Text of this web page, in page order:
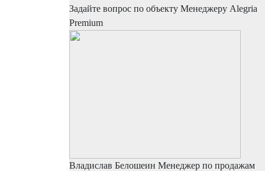
Задайте вопрос по объекту Менеджеру Alegria
Premium
Владислав Белошеин Менеджер по продажам